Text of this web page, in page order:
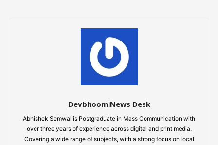
DevbhoomiNews Desk
Abhishek Semwal is Postgraduate in Mass Communication with
over three years of experience across digital and print media.
Covering a wide range of subjects, with a strong focus on local